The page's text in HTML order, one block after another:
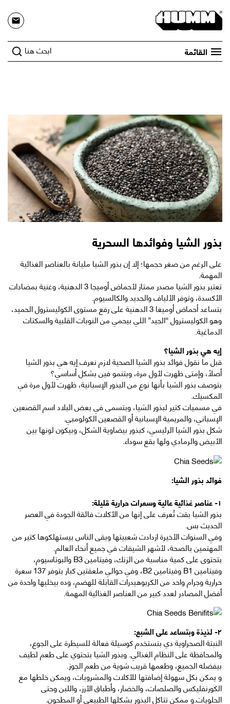
القائمة ابحث هنا
بذور الشيا وفوائدها السحرية
على الرغم من صغر حجمها؛ إلا إن بذور الشيا مليانة بالعناصر الغذائية
المهمة.
تعتبر بذور الشيا مصدر ممتاز لأحماض أوميجا 3 الدهنية، وغنية بمضادات
الأكسدة، وتوفر الألياف والحديد والكالسيوم.
بتساعد أحماض أوميغا 3 الدهنية على رفع مستوى الكوليسترول الحميد،
وهو الكوليسترول “الجيد” اللي بيحمي من النوبات القلبية والسكتات
الدماغية.
إيه هي بذور الشيا؟
قبل ما نقول فوائد بذور الشيا الصحية لازم نعرف إيه هي بذور الشيا
أصلًا، وإمتى ظهرت لأول مرة، وبتنمو فين بشكل أساسي؟
بتوصف بذور الشيا بأنها نوع من البذور الإسبانية، ظهرت لأول مرة في
المكسيك.
في مسميات كتير لبذور الشيا، وبتسمى في بعض البلاد اسم القصعين
الإسباني، والمريمية الإسبانية أو القصعين الكولومبي.
شكل بذور الشيا الرئيسي، كبذور بيضاوية الشكل، وبيكون لونها بين
الأبيض والرمادي ولها بقع سوداء.
فوائد بذور الشيا:
١- عناصر غذائية عالية وسعرات حرارية قليلة:
بذور الشيا بقت تُعرف على إنها من الأكلات فائقة الجودة في العصر
الحديث بس.
وفي السنوات الأخيرة ازدادت شعبيتها وبقى الناس بيستهلكوها كتير من
المهتمين بالصحة، لأشهر الشيفات في جميع أنحاء العالم.
بتحتوى على كمية مناسبة من الزنك، وفيتامين B3 والبوتاسيوم،
وفيتامين B1 وفيتامين B2، وفي حوالي ملعقتين كبار بتوفر 137 سعرة
حرارية وجرام واحد من الكربوهيدرات القابلة للهضم، وده بيخليها واحدة من
أفضل المصادر لعدد كبير من العناصر الغذائية المهمة.
٢- لذيذة وبتساعد على الشبع:
النبتة الصحراوية دي بتستخدم كوسيلة فعالة للسيطرة على الجوع،
والمحافظة على النظام الغذائي. وبذور الشيا بتحتوي على طعم لطيف
بيفضله الجميع، وطعمها قريب شوية من طعم الجوز.
و يمكن بكل سهولة إضافتها للأكلات والمشروبات، ويمكن خلطها مع
الكورنفليكس والصلصات، والخضار، وأطباق الأرز، واللبن وحتى
الحلويات.و ممكن تتاكل البذور بشكلها الطبيعي أو المطحون.